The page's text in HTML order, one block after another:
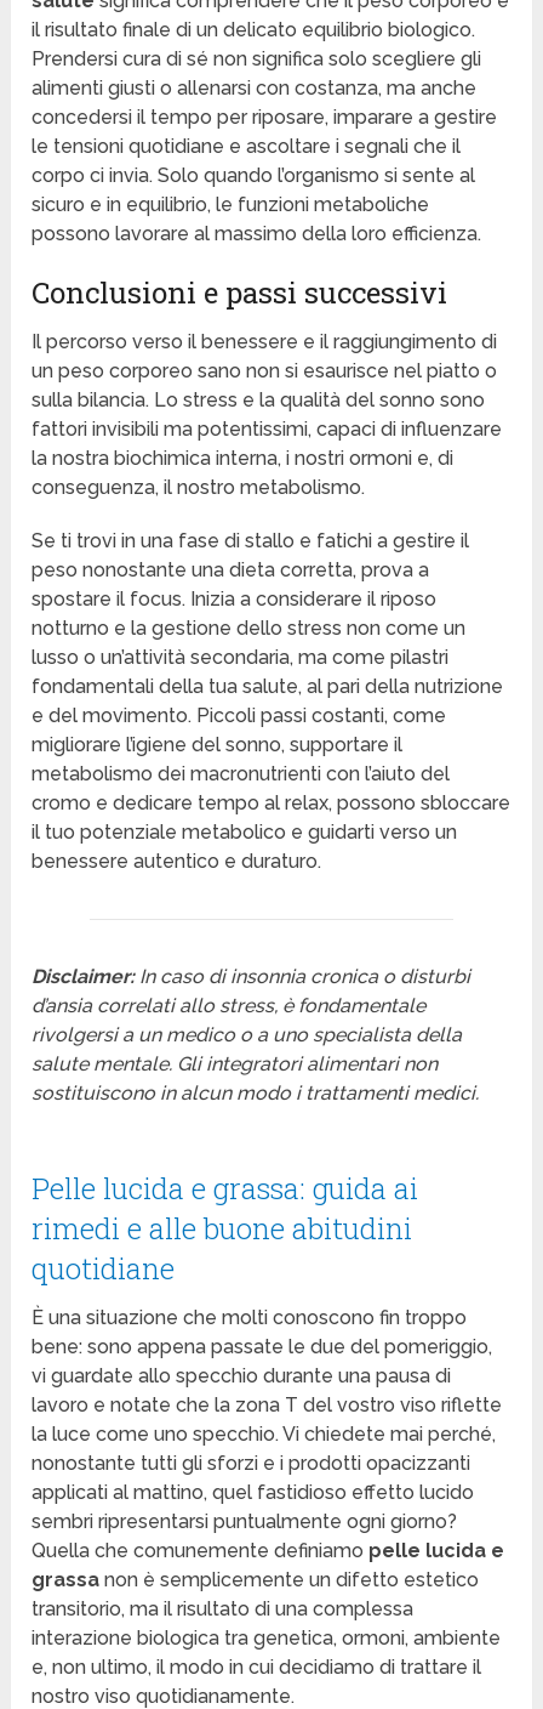
il risultato finale di un delicato equilibrio biologico.
Prendersi cura di sé non significa solo scegliere gli
alimenti giusti o allenarsi con costanza, ma anche
concedersi il tempo per riposare, imparare a gestire
le tensioni quotidiane e ascoltare i segnali che il
corpo ci invia. Solo quando l’organismo si sente al
sicuro e in equilibrio, le funzioni metaboliche
possono lavorare al massimo della loro efficienza.
Conclusioni e passi successivi
Il percorso verso il benessere e il raggiungimento di
un peso corporeo sano non si esaurisce nel piatto o
sulla bilancia. Lo stress e la qualità del sonno sono
fattori invisibili ma potentissimi, capaci di influenzare
la nostra biochimica interna, i nostri ormoni e, di
conseguenza, il nostro metabolismo.
Se ti trovi in una fase di stallo e fatichi a gestire il
peso nonostante una dieta corretta, prova a
spostare il focus. Inizia a considerare il riposo
notturno e la gestione dello stress non come un
lusso o un’attività secondaria, ma come pilastri
fondamentali della tua salute, al pari della nutrizione
e del movimento. Piccoli passi costanti, come
migliorare l’igiene del sonno, supportare il
metabolismo dei macronutrienti con l’aiuto del
cromo e dedicare tempo al relax, possono sbloccare
il tuo potenziale metabolico e guidarti verso un
benessere autentico e duraturo.
Disclaimer:In caso di insonnia cronica o disturbi
d’ansia correlati allo stress, è fondamentale
rivolgersi a un medico o a uno specialista della
salute mentale. Gli integratori alimentari non
sostituiscono in alcun modo i trattamenti medici.
Pelle lucida e grassa: guida ai
rimedi e alle buone abitudini
quotidiane
È una situazione che molti conoscono fin troppo
bene: sono appena passate le due del pomeriggio,
vi guardate allo specchio durante una pausa di
lavoro e notate che la zona T del vostro viso riflette
la luce come uno specchio. Vi chiedete mai perché,
nonostante tutti gli sforzi e i prodotti opacizzanti
applicati al mattino, quel fastidioso effetto lucido
sembri ripresentarsi puntualmente ogni giorno?
Quella che comunemente definiamo pelle lucida e
grassa non è semplicemente un difetto estetico
transitorio, ma il risultato di una complessa
interazione biologica tra genetica, ormoni, ambiente
e, non ultimo, il modo in cui decidiamo di trattare il
nostro viso quotidianamente.